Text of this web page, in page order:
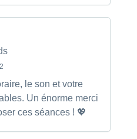
le son et votre
Un énorme merci
ces séances ! 💖